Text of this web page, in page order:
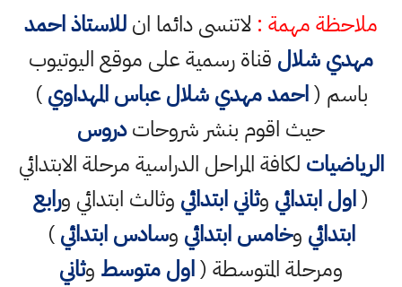
ملاحظة مهمة : لاتنسى دائما انللاستاذ احمد
مهدي شلال قناة رسمية على موقع اليوتيوب
باسم (احمد مهدي شلال عباس المهداوي)
حيث اقوم بنشر شروحاتدروس
الرياضيات لكافة المراحل الدراسية مرحلة الابتدائي
(اول ابتدائي وثاني ابتدائي وثالث ابتدائي ورابع
ابتدائي وخامس ابتدائي وسادس ابتدائي)
ومرحلة المتوسطة (اول متوسط وثاني